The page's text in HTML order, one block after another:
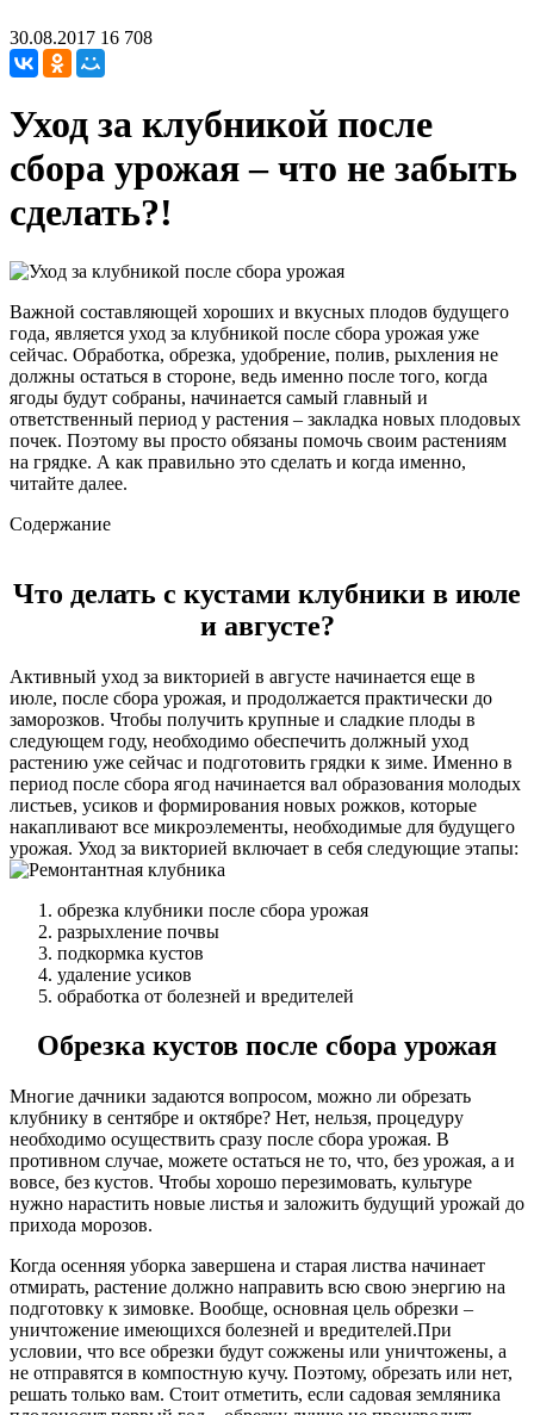
30.08.2017 16 708
Уход за клубникой после
сбора урожая – что не забыть
сделать?!
Важной составляющей хороших и вкусных плодов будущего
года, является уход за клубникой после сбора урожая уже
сейчас. Обработка, обрезка, удобрение, полив, рыхления не
должны остаться в стороне, ведь именно после того, когда
ягоды будут собраны, начинается самый главный и
ответственный период у растения – закладка новых плодовых
почек. Поэтому вы просто обязаны помочь своим растениям
на грядке. А как правильно это сделать и когда именно,
читайте далее.
Содержание
Что делать с кустами клубники в июле
и августе?
Активный уход за викторией в августе начинается еще в
июле, после сбора урожая, и продолжается практически до
заморозков. Чтобы получить крупные и сладкие плоды в
следующем году, необходимо обеспечить должный уход
растению уже сейчас и подготовить грядки к зиме. Именно в
период после сбора ягод начинается вал образования молодых
листьев, усиков и формирования новых рожков, которые
накапливают все микроэлементы, необходимые для будущего
урожая. Уход за викторией включает в себя следующие этапы:
обрезка клубники после сбора урожая
разрыхление почвы
подкормка кустов
удаление усиков
обработка от болезней и вредителей
Обрезка кустов после сбора урожая
Многие дачники задаются вопросом, можно ли обрезать
клубнику в сентябре и октябре? Нет, нельзя, процедуру
необходимо осуществить сразу после сбора урожая. В
противном случае, можете остаться не то, что, без урожая, а и
вовсе, без кустов. Чтобы хорошо перезимовать, культуре
нужно нарастить новые листья и заложить будущий урожай до
прихода морозов.
Когда осенняя уборка завершена и старая листва начинает
отмирать, растение должно направить всю свою энергию на
подготовку к зимовке. Вообще, основная цель обрезки –
уничтожение имеющихся болезней и вредителей.При
условии, что все обрезки будут сожжены или уничтожены, а
не отправятся в компостную кучу. Поэтому, обрезать или нет,
решать только вам. Стоит отметить, если садовая земляника